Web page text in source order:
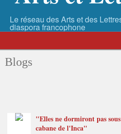
Blogs
"Elles ne dormiront pas
cabane de l'Inca"